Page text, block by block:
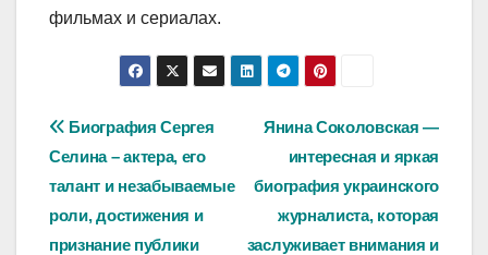
фильмах и сериалах.
Навигация
по
записям
Янина Соколовская —
интересная и яркая
биография украинского
журналиста, которая
заслуживает внимания и
Биография Сергея
Селина – актера, его
талант и незабываемые
роли, достижения и
признание публики